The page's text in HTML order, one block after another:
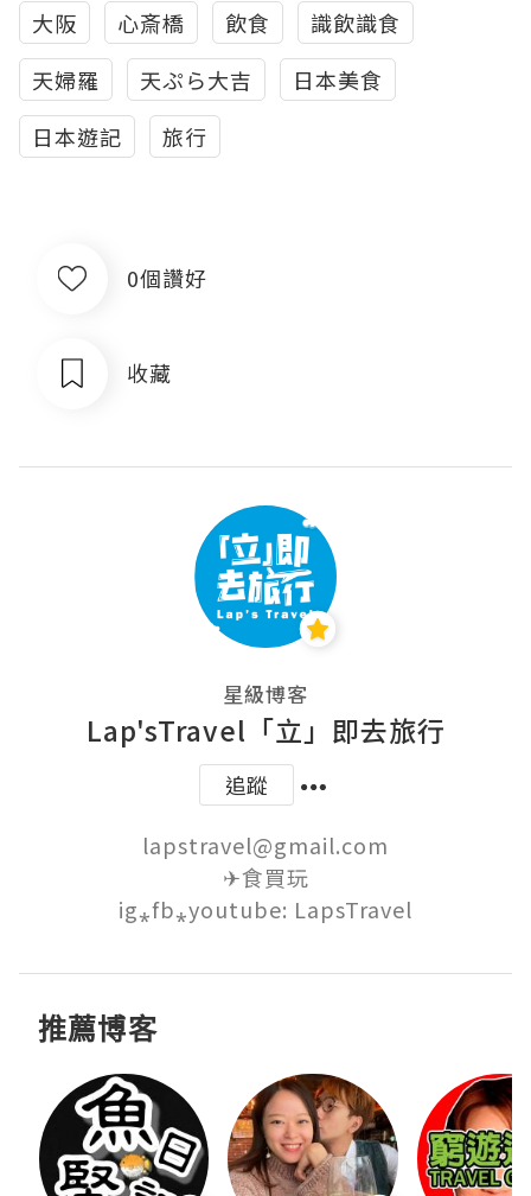
大阪 心斎橋 飲食
識飲識食
天婦羅
天ぷら大吉
日本美食
日本遊記
旅行
0個讚好
收藏
星級博客
Lap'sTravel「立」即去旅行
追蹤
lapstravel@gmail.com
✈食買玩
ig⁎fb⁎youtube: LapsTravel
推薦博客